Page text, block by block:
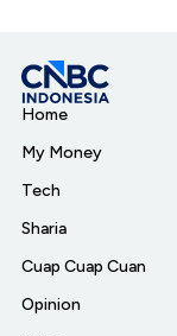
Home
My Money
Tech
Sharia
Cuap Cuap Cuan
Opinion